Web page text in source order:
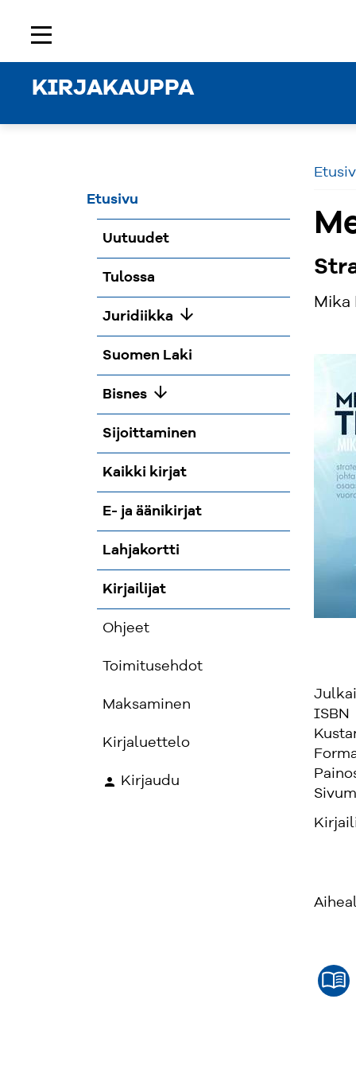
KIRJAKAUPPA
Etusivu
Etusivu
Uutuudet
Tulossa
Juridiikka arrow_downward
Suomen Laki
Bisnes arrow_downward
Sijoittaminen
Kaikki kirjat
E- ja äänikirjat
Lahjakortti
Kirjailijat
Ohjeet
Toimitusehdot
Maksaminen
Kirjaluettelo
Kirjaudu
Mika
ISBN